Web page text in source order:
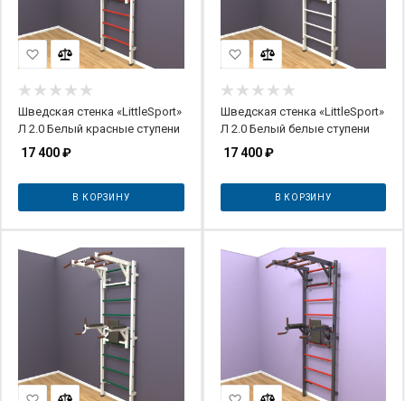
Шведская стенка «LittleSport»
Л 2.0 Белый красные ступени
17 400₽
В КОРЗИНУ
Шведская стенка «LittleSport»
Л 2.0 Белый белые ступени
17 400₽
В КОРЗИНУ